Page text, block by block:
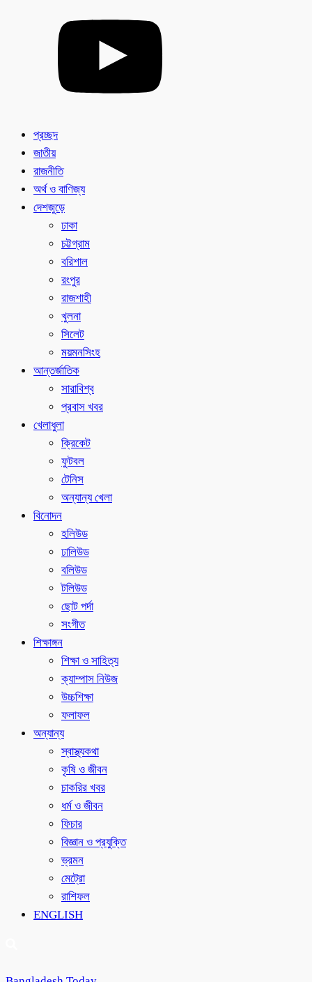
প্রচ্ছদ
জাতীয়
রাজনীতি
অর্থ ও বাণিজ্য
দেশজুড়ে
ঢাকা
চট্টগ্রাম
বরিশাল
রংপুর
রাজশাহী
খুলনা
সিলেট
ময়মনসিংহ
আন্তর্জাতিক
সারাবিশ্ব
প্রবাস খবর
খেলাধুলা
ক্রিকেট
ফুটবল
টেনিস
অন্যান্য খেলা
বিনোদন
হলিউড
ঢালিউড
বলিউড
টলিউড
ছোট পর্দা
সংগীত
শিক্ষাঙ্গন
শিক্ষা ও সাহিত্য
ক্যাম্পাস নিউজ
উচ্চশিক্ষা
ফলাফল
অন্যান্য
স্বাস্থ্যকথা
কৃষি ও জীবন
চাকরির খবর
ধর্ম ও জীবন
ফিচার
বিজ্ঞান ও প্রযুক্তি
ভ্রমন
মেট্রো
রাশিফল
ENGLISH